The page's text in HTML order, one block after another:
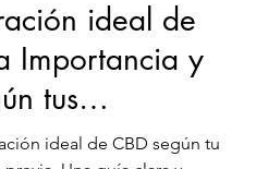
ideal de
Importancia y
tus
ideal de CBD según tu